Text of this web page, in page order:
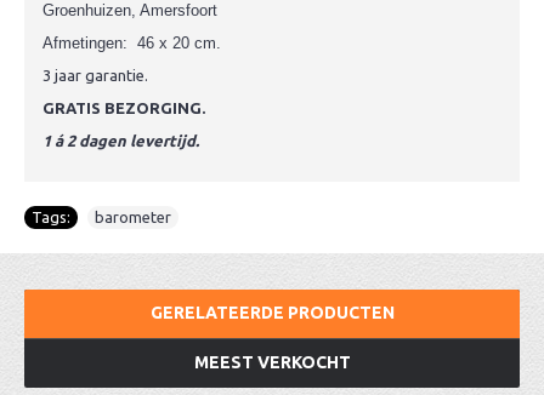
Groenhuizen, Amersfoort
Afmetingen: 46 x 20 cm.
3 jaar garantie.
GRATIS BEZORGING.
1 á 2 dagen levertijd.
Tags: barometer
GERELATEERDE PRODUCTEN
MEEST VERKOCHT